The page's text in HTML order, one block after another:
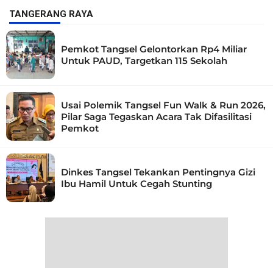
TANGERANG RAYA
Pemkot Tangsel Gelontorkan Rp4 Miliar
Untuk PAUD, Targetkan 115 Sekolah
Usai Polemik Tangsel Fun Walk & Run 2026,
Pilar Saga Tegaskan Acara Tak Difasilitasi
Pemkot
Dinkes Tangsel Tekankan Pentingnya Gizi
Ibu Hamil Untuk Cegah Stunting